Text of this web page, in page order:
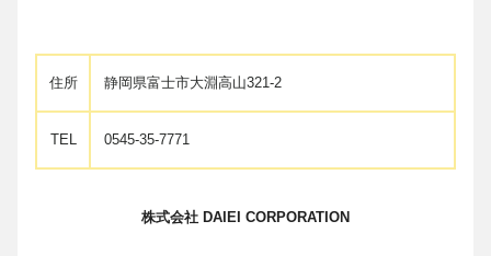
住所 静岡県富士市大淵高山321-2
TEL 0545-35-7771
株式会社 DAIEI CORPORATION